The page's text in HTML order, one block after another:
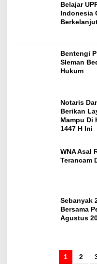
Belajar
Indonesia
Bentengi
Sleman
Hukum
Notaris
Berikan
Mampu Di
1447 H Ini
WNA Asal
Terancam
Sebanyak
Bersama
Agustus
1 2